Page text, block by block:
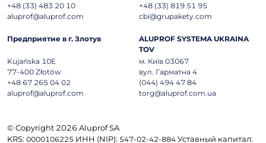
+48 (33) 483 20 10
aluprof@aluprof.com
+48 (33) 819 51 95
cbi@grupakety.com
Предприятие в г. Злотув
Kujańska 10E
77-400 Złotów
+48 67 265 04 02
aluprof@aluprof.com
ALUPROF SYSTEMA UKRAINA
TOV
м. Київ 03067
вул. Гарматна 4
(044) 494 47 84
torg@aluprof.com.ua
© Copyright 2026 Aluprof SA
KRS: 0000106225 ИНН (NIP): 547-02-42-884 Уставный капитал: